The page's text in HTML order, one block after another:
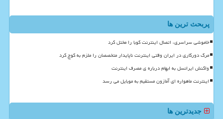
پربحث ترین ها
خاموشی سراسری، اتصال اینترنت کوبا را مختل کرد
مرگ دورکاری در ایران وقتی اینترنت ناپایدار متخصصان را ملزم به کوچ کرد
واکنش ایرانسل به ابهام درباره ی مصرف اینترنت
اینترنت ماهواره ای آمازون مستقیم به موبایل می رسد
جدیدترین ها